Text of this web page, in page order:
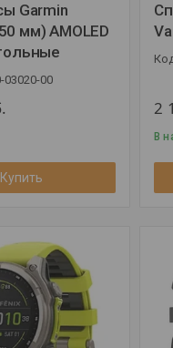
Garmin
мм) AMOLED
03020-00
Купить
2
В